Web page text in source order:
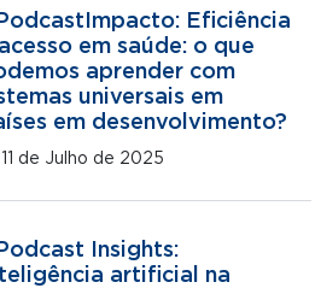
Eficiência
em saúde: o que
aprender com
universais em
em desenvolvimento?
11 de Julho de 2025
Insights:
artificial na